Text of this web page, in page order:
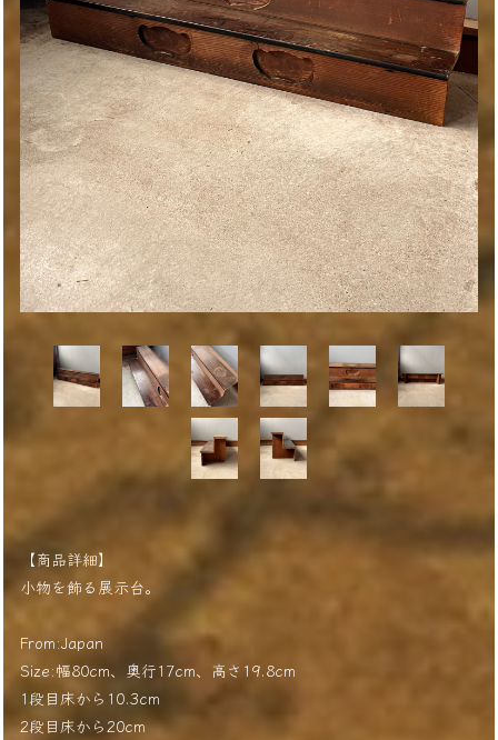
【商品詳細】
小物を飾る展示台。
From:Japan
Size:幅80cm、奥行17cm、高さ19.8cm
1段目床から10.3cm
2段目床から20cm